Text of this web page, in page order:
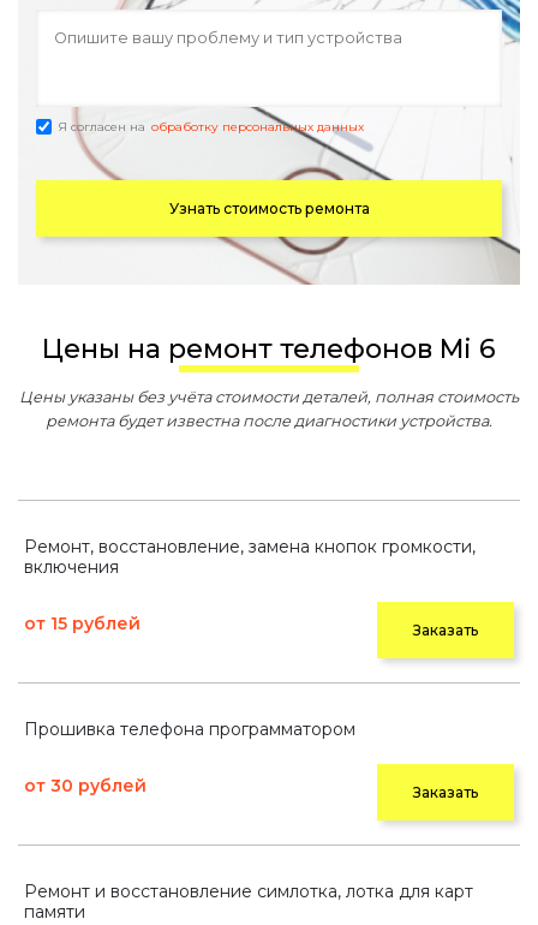
Я согласен на обработку персональных данных
Узнать стоимость ремонта
Цены на ремонт телефонов Mi 6
Цены указаны без учёта стоимости деталей, полная стоимость
ремонта будет известна после диагностики устройства.
Ремонт, восстановление, замена кнопок громкости,
включения
от 15 рублей Заказать
Прошивка телефона программатором
от 30 рублей Заказать
Ремонт и восстановление симлотка, лотка для карт
памяти